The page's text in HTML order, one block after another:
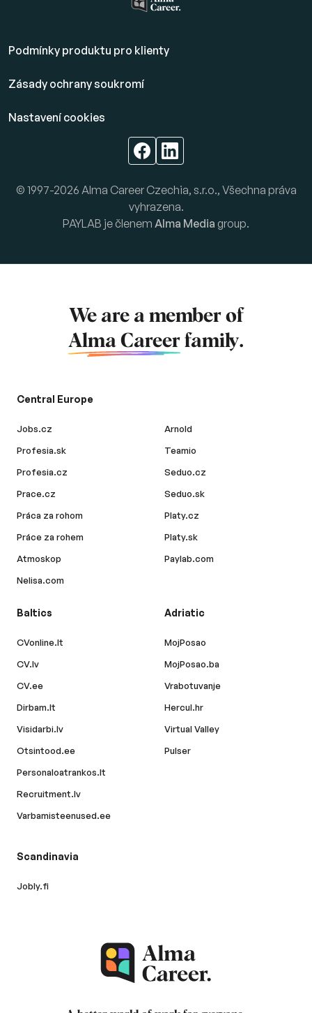
Podmínky produktu pro klienty
Zásady ochrany soukromí
Nastavení cookies
© 1997-2026 Alma Career Czechia, s.r.o., Všechna práva
vyhrazena.
PAYLAB je členem Alma Media group.
We are a member of
Alma Career family.
Central Europe
Jobs.cz
Profesia.sk
Profesia.cz
Prace.cz
Práca za rohom
Práce za rohem
Atmoskop
Nelisa.com
Arnold
Teamio
Seduo.cz
Seduo.sk
Platy.cz
Platy.sk
Paylab.com
Baltics
CVonline.lt
CV.lv
CV.ee
Dirbam.lt
Visidarbi.lv
Otsintood.ee
Personaloatrankos.lt
Recruitment.lv
Varbamisteenused.ee
Adriatic
MojPosao
MojPosao.ba
Vrabotuvanje
Hercul.hr
Virtual Valley
Pulser
Scandinavia
Jobly.fi